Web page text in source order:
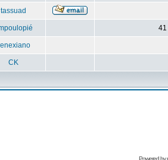
tassuad
41
CK
Powered by